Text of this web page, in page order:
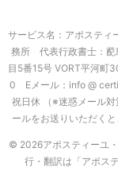
サービス名：アポステ
務所 代表行政書士：蓜
目5番15号 VORT平河町
0 Eメール：info @
祝日休 （※迷惑メール
ールをお送りいただく
© 2026アポスティーユ
行・翻訳は「アポス